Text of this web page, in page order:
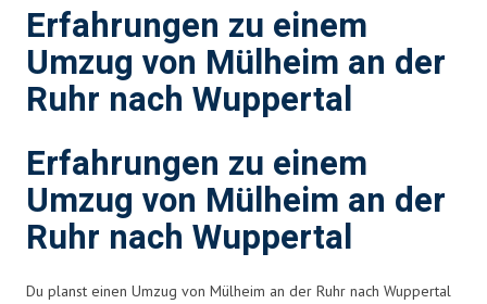
Erfahrungen zu einem
Umzug von Mülheim an der
Ruhr nach Wuppertal
Erfahrungen zu einem
Umzug von Mülheim an der
Ruhr nach Wuppertal
Du planst einen Umzug von Mülheim an der Ruhr nach Wuppertal